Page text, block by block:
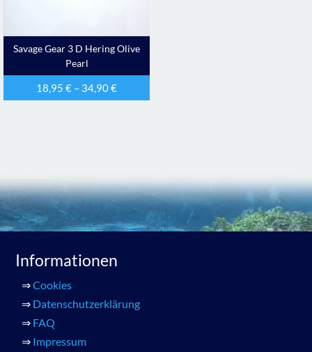
Savage Gear 3 D Hering Olive
Pearl
18,95€ – 34,90€
Informationen
⇒Cookies
⇒ Datenschutzerklärung
⇒ FAQ
⇒ Impressum